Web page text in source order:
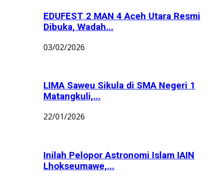
EDUFEST 2 MAN 4 Aceh Utara Resmi
Dibuka, Wadah...
03/02/2026
LIMA Saweu Sikula di SMA Negeri 1
Matangkuli,...
22/01/2026
Inilah Pelopor Astronomi Islam IAIN
Lhokseumawe,...